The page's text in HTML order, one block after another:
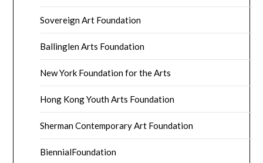
Sovereign Art Foundation
Ballinglen Arts Foundation
New York Foundation for the Arts
Hong Kong Youth Arts Foundation
Sherman Contemporary Art Foundation
BiennialFoundation